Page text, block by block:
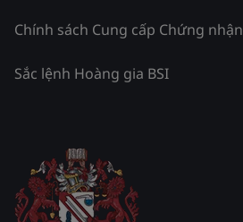
Chính sách Cung cấp Chứng nhận
Sắc lệnh Hoàng gia BSI